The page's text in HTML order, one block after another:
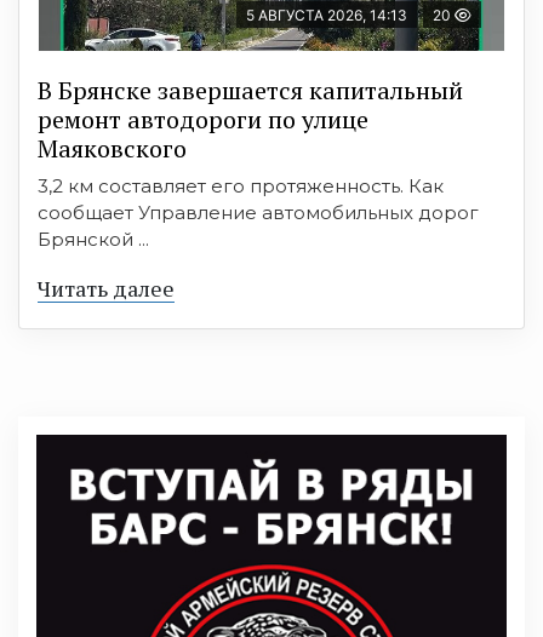
5 АВГУСТА 2026, 14:13 20
В Брянске завершается капитальный
ремонт автодороги по улице
Маяковского
3,2 км составляет его протяженность. Как
сообщает Управление автомобильных дорог
Брянской ...
Читать далее